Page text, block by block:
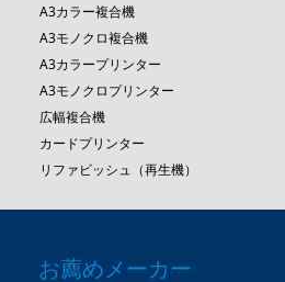
A3カラー複合機
A3モノクロ複合機
A3カラープリンター
A3モノクロプリンター
広幅複合機
カードプリンター
リファビッシュ（再生機）
お薦めメーカー